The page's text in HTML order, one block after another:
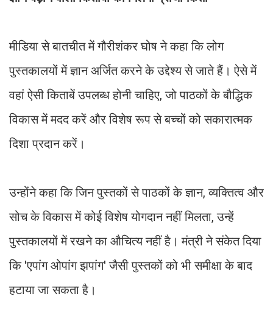
मीडिया से बातचीत में गौरीशंकर घोष ने कहा कि लोग
पुस्तकालयों में ज्ञान अर्जित करने के उद्देश्य से जाते हैं। ऐसे में
वहां ऐसी किताबें उपलब्ध होनी चाहिए, जो पाठकों के बौद्धिक
विकास में मदद करें और विशेष रूप से बच्चों को सकारात्मक
दिशा प्रदान करें।
उन्होंने कहा कि जिन पुस्तकों से पाठकों के ज्ञान, व्यक्तित्व और
सोच के विकास में कोई विशेष योगदान नहीं मिलता, उन्हें
पुस्तकालयों में रखने का औचित्य नहीं है। मंत्री ने संकेत दिया
कि 'एपांग ओपांग झपांग' जैसी पुस्तकों को भी समीक्षा के बाद
हटाया जा सकता है।